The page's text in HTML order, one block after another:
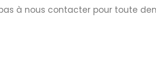
pas à nous contacter pour toute